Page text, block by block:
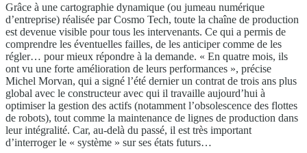
Grâce à une cartographie dynamique (ou jumeau numérique
d’entreprise) réalisée par Cosmo Tech, toute la chaîne de production
est devenue visible pour tous les intervenants. Ce qui a permis de
comprendre les éventuelles failles, de les anticiper comme de les
régler… pour mieux répondre à la demande. « En quatre mois, ils
ont vu une forte amélioration de leurs performances », précise
Michel Morvan, qui a signé l’été dernier un contrat de trois ans plus
global avec le constructeur avec qui il travaille aujourd’hui à
optimiser la gestion des actifs (notamment l’obsolescence des flottes
de robots), tout comme la maintenance de lignes de production dans
leur intégralité. Car, au-delà du passé, il est très important
d’interroger le « système » sur ses états futurs…